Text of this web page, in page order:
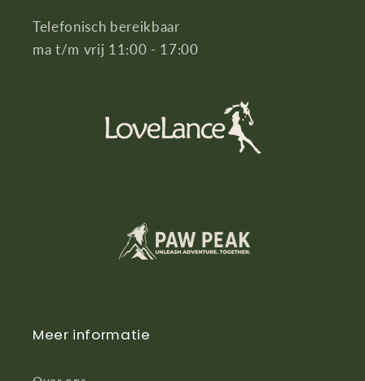
Telefonisch bereikbaar
ma t/m vrij 11:00 - 17:00
Meer informatie